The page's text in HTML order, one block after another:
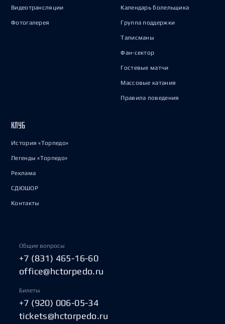
Видеотрансляции
Фотогалерея
Календарь болельщика
Группа поддержки
Талисманы
Фан-сектор
Гостевые матчи
Массовые катания
Правила поведения
КЛУБ
История «Торпедо»
Легенды «Торпедо»
Реклама
СДЮШОР
Контакты
Общие вопросы
+7 (831) 465-16-60
office@hctorpedo.ru
Билеты
+7 (920) 006-05-34
tickets@hctorpedo.ru